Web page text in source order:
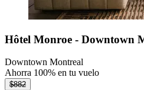
Hôtel Monroe - Downtown
Downtown Montreal
Ahorra 100% en tu vuelo
$882